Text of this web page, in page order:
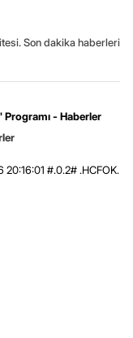
Son dakika haberleri
- Haberler
20:16:01 #.0.2# .HCFOK.